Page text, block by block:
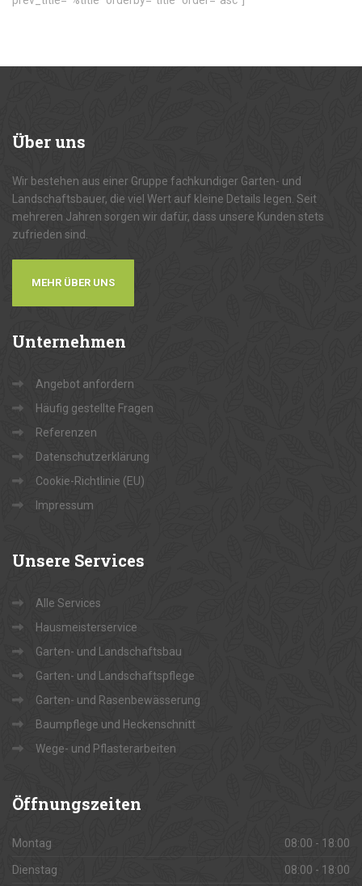
Überuns
Wir bestehen aus einer Gruppe fachkundiger Garten- und
Landschaftsbauer, die viel Wert auf kleine Details legen. Seit
mehreren Jahren sorgen wir dafür, dass unsere Kunden stets
zufrieden sind.
MEHR ÜBER UNS
Unternehmen
Angebot anfordern
Häufig gestellte Fragen
Referenzen
Datenschutzerklärung
Cookie-Richtlinie (EU)
Impressum
Unsere Services
Alle Services
Hausmeisterservice
Garten- und Landschaftsbau
Garten- und Landschaftspflege
Garten- und Rasenbewässerung
Baumpflege und Heckenschnitt
Wege- und Pflasterarbeiten
Öffnungszeiten
Montag 08:00 - 18:00
Dienstag 08:00 - 18:00